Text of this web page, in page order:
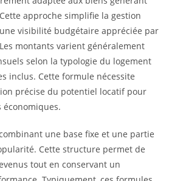
approche simplifie la gestion
visibilité budgétaire appréciée par
montants varient généralement
selon la typologie du logement
inclus. Cette formule nécessite
précise du potentiel locatif pour
une base fixe et une partie
Cette structure permet de
tout en conservant un